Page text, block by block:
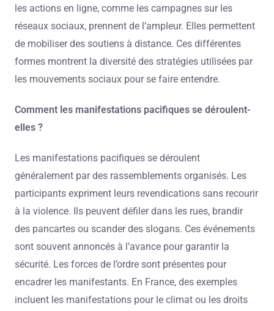
les actions en ligne, comme les campagnes sur les
réseaux sociaux, prennent de l’ampleur. Elles permettent
de mobiliser des soutiens à distance. Ces différentes
formes montrent la diversité des stratégies utilisées par
les mouvements sociaux pour se faire entendre.
Comment les manifestations pacifiques se déroulent-
elles ?
Les manifestations pacifiques se déroulent
généralement par des rassemblements organisés. Les
participants expriment leurs revendications sans recourir
à la violence. Ils peuvent défiler dans les rues, brandir
des pancartes ou scander des slogans. Ces événements
sont souvent annoncés à l’avance pour garantir la
sécurité. Les forces de l’ordre sont présentes pour
encadrer les manifestants. En France, des exemples
incluent les manifestations pour le climat ou les droits